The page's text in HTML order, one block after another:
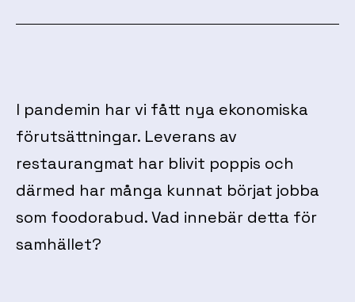
I pandemin har vi fått nya ekonomiska
förutsättningar. Leverans av
restaurangmat har blivit poppis och
därmed har många kunnat börjat jobba
som foodorabud. Vad innebär detta för
samhället?